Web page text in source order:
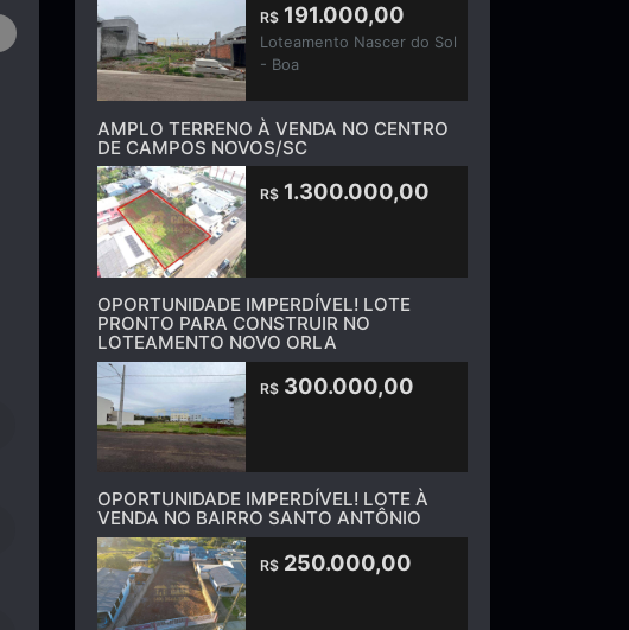
R$191.000,00
Loteamento Nascer do Sol
- Boa
AMPLO TERRENO À VENDA NO CENTRO
DE CAMPOS NOVOS/SC
R$1.300.000,00
OPORTUNIDADE IMPERDÍVEL! LOTE
PRONTO PARA CONSTRUIR NO
LOTEAMENTO NOVO ORLA
R$300.000,00
OPORTUNIDADE IMPERDÍVEL! LOTE À
VENDA NO BAIRRO SANTO ANTÔNIO
R$250.000,00